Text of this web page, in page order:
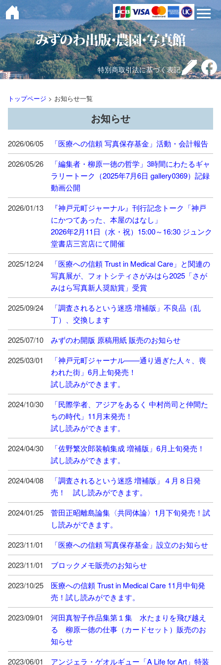
toggle
特別商取引法に基づく表記
トップページ > お知らせ一覧
お知らせ
2026/06/05
「医療への信頼 写真保存基金」活動・会計報告
2026/05/26
「編集者・柳原一徳の哲学」3時間にわたるギャ
ラリートーク（2025年7月6日 gallery0369）記録
動画公開
2026/01/13
『神戸元町ジャーナル』刊行記念トーク「神戸
にかつてあった、本屋のはなし」
2026年2月11日（水・祝）15:00～16:30 ジュンク
堂書店三宮店にて開催
2025/12/24
「医療への信頼 Trust in Medical Care」と関連の
写真展が、フォトシティさがみはら2025「さが
みはら写真新人奨励賞」受賞
2025/09/24
「調査されるという迷惑 増補版」不良品（乱
丁）、交換します
2025/07/10 みずのわ開版 原稿用紙 販売のお知らせ
2025/03/01
「神戸元町ジャーナル——通り過ぎた人々、喪
われた街」6月上旬発売！
試し読みができます。
2024/10/30
「民際学者、アジアをあるく 中村尚司と仲間た
ちの時代」11月末発売！
試し読みができます。
2024/04/30
「佐野繁次郎装幀集成 増補版」6月上旬発売！
試し読みができます。
2024/04/08
「調査されるという迷惑 増補版」４月８日発
売！ 試し読みができます。
2024/01/25 菅田正昭離島論集〈共同体論〉1月下旬発売！試
し読みができます。
2023/11/01
「医療への信頼 写真保存基金」設立のお知らせ
2023/11/01 ブロックメモ販売のお知らせ
2023/10/25 医療への信頼 Trust in Medical Care 11月中旬発
売！試し読みができます。
2023/09/01 河田真智子作品集第１集 水たまりを飛び越え
る 柳原一徳の仕事（カードセット）販売のお
知らせ
2023/06/01 アンジェラ・ゲオルギュー「A Life for Art」特装